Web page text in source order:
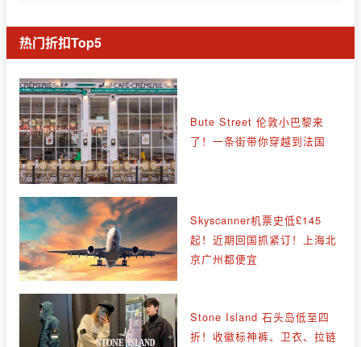
热门折扣Top5
Bute Street 伦敦小巴黎来
了！一条街带你穿越到法国
Skyscanner机票史低£145
起！近期回国抓紧订！上海北
京广州都便宜
Stone Island 石头岛低至四
折！收徽标神裤、卫衣、拉链